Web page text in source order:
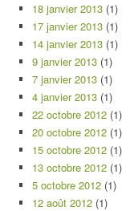
18 janvier 2013 (1)
17 janvier 2013 (1)
14 janvier 2013 (1)
9 janvier 2013 (1)
7 janvier 2013 (1)
4 janvier 2013 (1)
22 octobre 2012 (1)
20 octobre 2012 (1)
15 octobre 2012 (1)
13 octobre 2012 (1)
5 octobre 2012 (1)
12 août 2012 (1)